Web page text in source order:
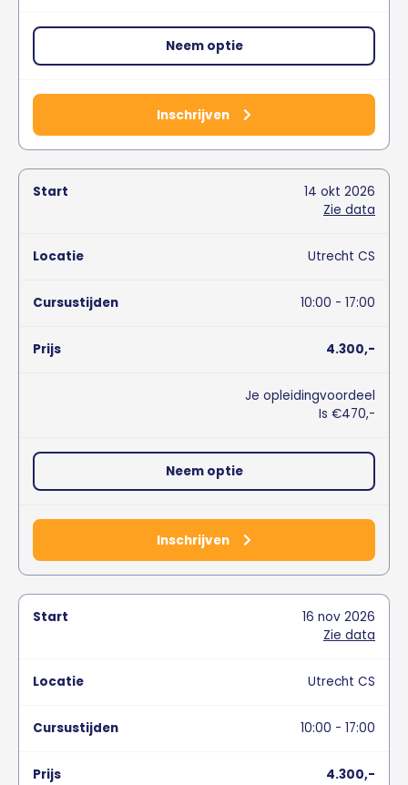
Neem optie
Inschrijven
14 okt 2026
Zie data
Utrecht CS
10:00 - 17:00
4.300,-
Je opleidingvoordeel
Is €470,-
Neem optie
Inschrijven
16 nov 2026
Zie data
Utrecht CS
10:00 - 17:00
4.300,-